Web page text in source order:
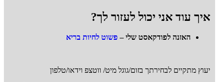
איך עוד אני יכול לעזור לך?
האזנה לפודקאסט שלי – פשוט לחיות בריא
יעוץ מתקיים לבחירתך בזום/גוגל מיט/ ווטצפ וידאו/טלפון